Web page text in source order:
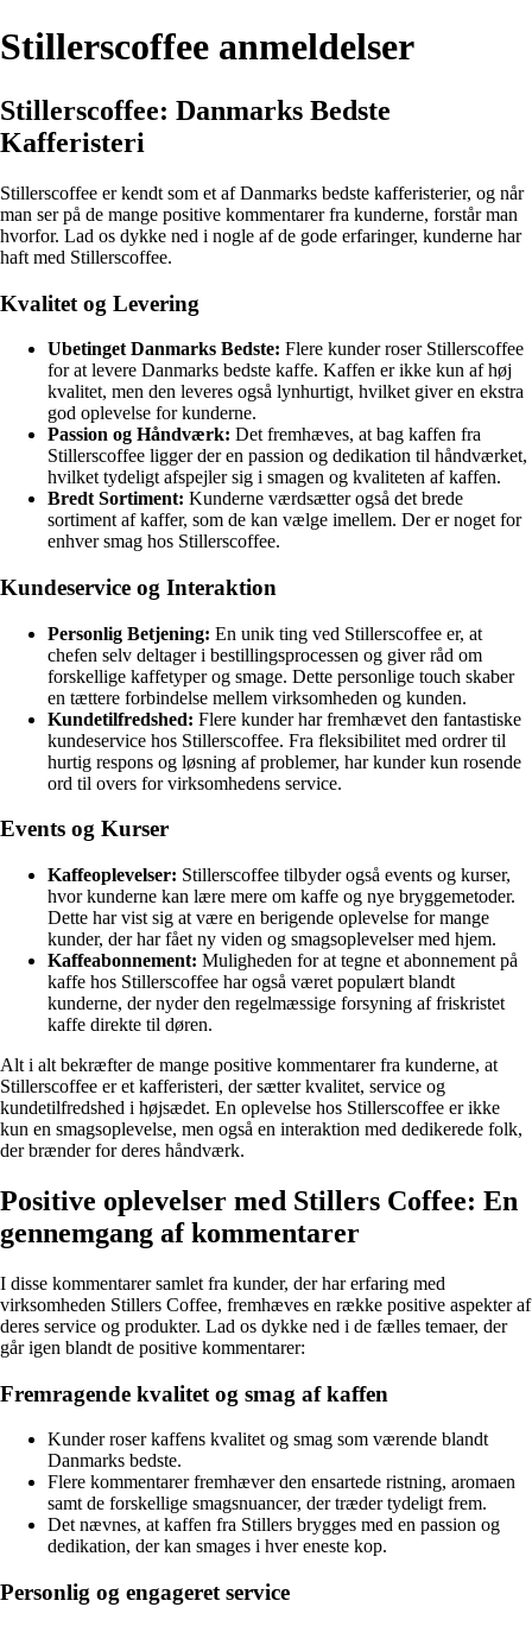
Stillerscoffee anmeldelser
Stillerscoffee: Danmarks Bedste
Kafferisteri
Stillerscoffee er kendt som et af Danmarks bedste kafferisterier, og når
man ser på de mange positive kommentarer fra kunderne, forstår man
hvorfor. Lad os dykke ned i nogle af de gode erfaringer, kunderne har
haft med Stillerscoffee.
Kvalitet og Levering
Ubetinget Danmarks Bedste: Flere kunder roser Stillerscoffee
for at levere Danmarks bedste kaffe. Kaffen er ikke kun af høj
kvalitet, men den leveres også lynhurtigt, hvilket giver en ekstra
god oplevelse for kunderne.
Passion og Håndværk: Det fremhæves, at bag kaffen fra
Stillerscoffee ligger der en passion og dedikation til håndværket,
hvilket tydeligt afspejler sig i smagen og kvaliteten af kaffen.
Bredt Sortiment: Kunderne værdsætter også det brede
sortiment af kaffer, som de kan vælge imellem. Der er noget for
enhver smag hos Stillerscoffee.
Kundeservice og Interaktion
Personlig Betjening: En unik ting ved Stillerscoffee er, at
chefen selv deltager i bestillingsprocessen og giver råd om
forskellige kaffetyper og smage. Dette personlige touch skaber
en tættere forbindelse mellem virksomheden og kunden.
Kundetilfredshed: Flere kunder har fremhævet den fantastiske
kundeservice hos Stillerscoffee. Fra fleksibilitet med ordrer til
hurtig respons og løsning af problemer, har kunder kun rosende
ord til overs for virksomhedens service.
Events og Kurser
Kaffeoplevelser: Stillerscoffee tilbyder også events og kurser,
hvor kunderne kan lære mere om kaffe og nye bryggemetoder.
Dette har vist sig at være en berigende oplevelse for mange
kunder, der har fået ny viden og smagsoplevelser med hjem.
Kaffeabonnement: Muligheden for at tegne et abonnement på
kaffe hos Stillerscoffee har også været populært blandt
kunderne, der nyder den regelmæssige forsyning af friskristet
kaffe direkte til døren.
Alt i alt bekræfter de mange positive kommentarer fra kunderne, at
Stillerscoffee er et kafferisteri, der sætter kvalitet, service og
kundetilfredshed i højsædet. En oplevelse hos Stillerscoffee er ikke
kun en smagsoplevelse, men også en interaktion med dedikerede folk,
der brænder for deres håndværk.
Positive oplevelser med Stillers Coffee: En
gennemgang af kommentarer
I disse kommentarer samlet fra kunder, der har erfaring med
virksomheden Stillers Coffee, fremhæves en række positive aspekter af
deres service og produkter. Lad os dykke ned i de fælles temaer, der
går igen blandt de positive kommentarer:
Fremragende kvalitet og smag af kaffen
Kunder roser kaffens kvalitet og smag som værende blandt
Danmarks bedste.
Flere kommentarer fremhæver den ensartede ristning, aromaen
samt de forskellige smagsnuancer, der træder tydeligt frem.
Det nævnes, at kaffen fra Stillers brygges med en passion og
dedikation, der kan smages i hver eneste kop.
Personlig og engageret service